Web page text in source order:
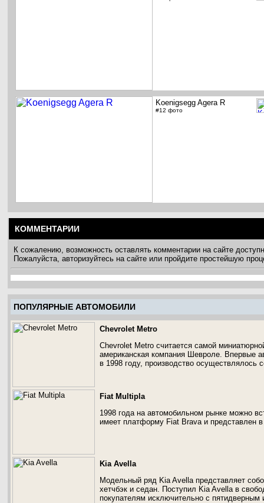
Koenigsegg Agera R
#12 фото
КОММЕНТАРИИ
К сожалению, возможность оставлять комментарии на сайте
Пожалуйста, авторизуйтесь на сайте или пройдите простейшую
ПОПУЛЯРНЫЕ АВТОМОБИЛИ
Chevrolet Metro
Chevrolet Metro считается самой
американская компания Шевроле. Впервые
в 1998 году, производство
Fiat Multipla
1998 года на автомобильном рынке можно
имеет платформу Fiat Brava и представлен
Kia Avella
Модельный ряд Kia Avella представляет
хетчбэк и седан. Поступил Kia Avella в
покупателям исключительно с пятидверным